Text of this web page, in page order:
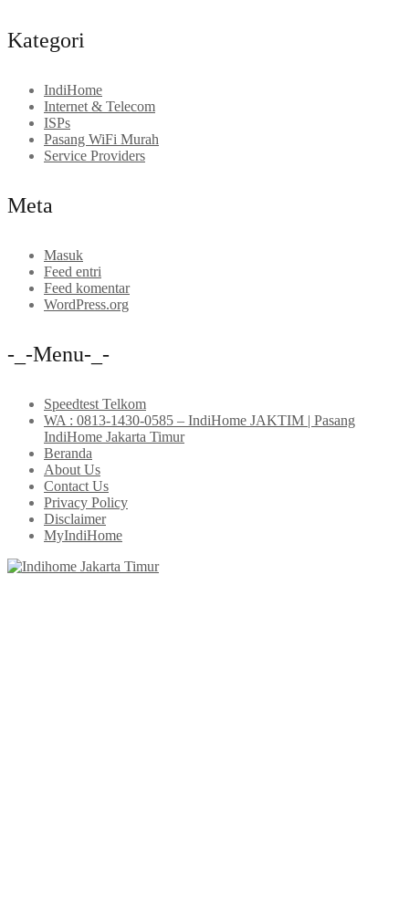
Kategori
IndiHome
Internet & Telecom
ISPs
Pasang WiFi Murah
Service Providers
Meta
Masuk
Feed entri
Feed komentar
WordPress.org
-_-Menu-_-
Speedtest Telkom
WA : 0813-1430-0585 – IndiHome JAKTIM | Pasang
IndiHome Jakarta Timur
Beranda
About Us
Contact Us
Privacy Policy
Disclaimer
MyIndiHome